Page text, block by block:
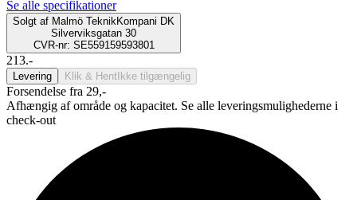
Se alle specifikationer
Solgt af Malmö TeknikKompani DK
Silverviksgatan 30
CVR-nr: SE559159593801
213.-
Levering Klik & Hent Ikke tilgængelig
Forsendelse fra 29,-
Afhængig af område og kapacitet. Se alle leveringsmulighederne i
check-out